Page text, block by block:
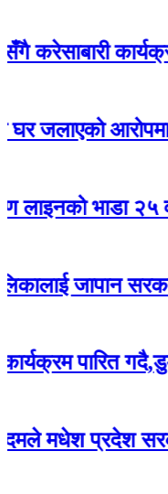
कार्यक्रम :
आरोपमा
भाडा २५ वर्षसम्म
जापान सरकारको
पारित गदै,डुम्रे
प्रदेश सरकार